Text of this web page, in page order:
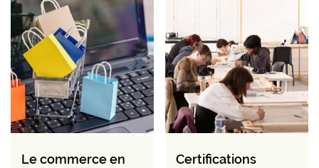
Le commerce en
Certifications